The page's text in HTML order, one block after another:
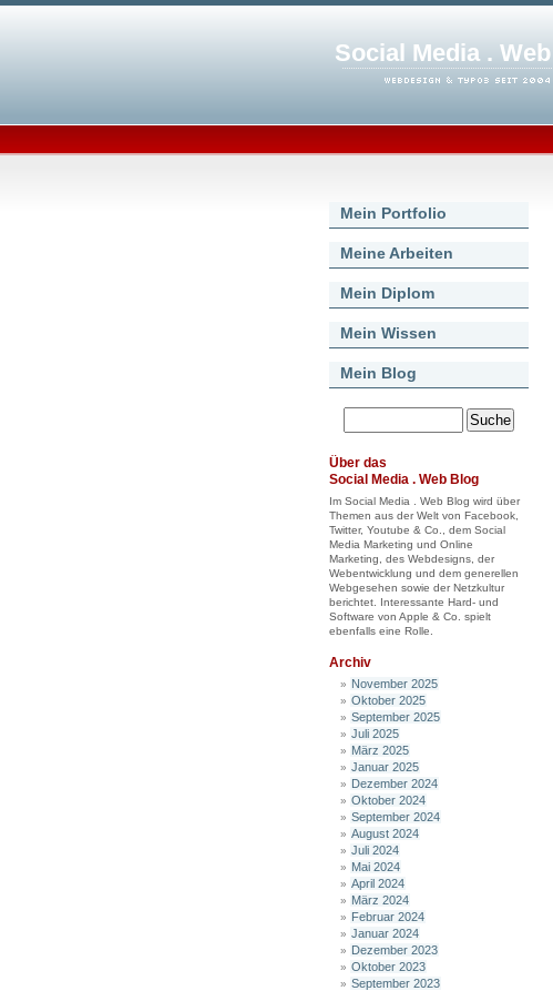
Social Media .
Mein Portfolio
Meine Arbeiten
Mein Diplom
Mein Wissen
Mein Blog
Über das
Social Media . Web Blog
Im Social Media . Web Blog wird über
Themen aus der Welt von Facebook,
Twitter, Youtube & Co., dem Social
Media Marketing und Online
Marketing, des Webdesigns, der
Webentwicklung und dem generellen
Webgesehen sowie der Netzkultur
berichtet. Interessante Hard- und
Software von Apple & Co. spielt
ebenfalls eine Rolle.
Archiv
November 2025
Oktober 2025
September 2025
Juli 2025
März 2025
Januar 2025
Dezember 2024
Oktober 2024
September 2024
August 2024
Juli 2024
Mai 2024
April 2024
März 2024
Februar 2024
Januar 2024
Dezember 2023
Oktober 2023
September 2023